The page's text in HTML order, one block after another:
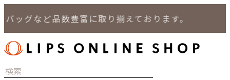
グなど品数豊富に取り揃えております。